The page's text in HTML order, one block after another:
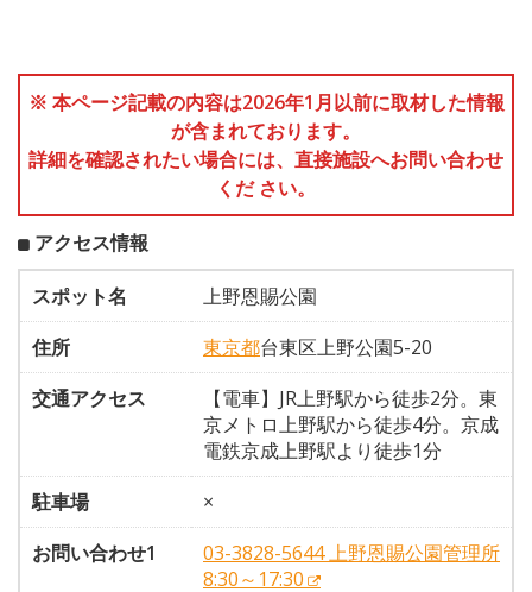
※ 本ページ記載の内容は2026年1月以前に取材した情報
が含まれております。
詳細を確認されたい場合には、直接施設へお問い合わせ
くだ さい。
アクセス情報
スポット名
上野恩賜公園
住所
東京都台東区上野公園5-20
交通アクセス
【電車】JR上野駅から徒歩2分。東
京メトロ上野駅から徒歩4分。京成
電鉄京成上野駅より徒歩1分
駐車場
×
お問い合わせ1
03-3828-5644 上野恩賜公園管理所
8:30～17:30